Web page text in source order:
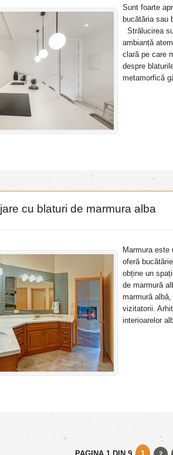
Sunt foarte
bucătăria sau
Strălucirea
ambianță
clară pe care
despre
metamorfică
cu blaturi de marmura alba
Marmura este
oferă
obține un
de marmură
marmură
vizitatorii.
interioarelor